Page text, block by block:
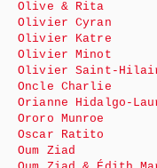
Olive & Rita
Olivier Cyran
Olivier Katre
Olivier Minot
Olivier Saint-
Oncle Charlie
Orianne Hidalgo-
Ororo Munroe
Oscar Ratito
Oum Ziad